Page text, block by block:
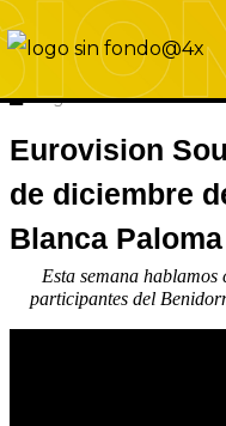
5 diciembre 2022
Hugo Carabaña
Eurovision
de diciembre
Blanca
Esta semana
participantes del